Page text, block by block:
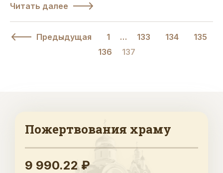
Читать далее
Предыдущая 1 … 133 134
135
136
137
Пожертвования храму
9 990.22 ₽